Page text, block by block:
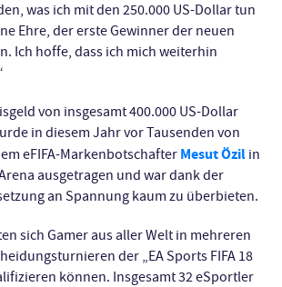
was ich mit den 250.000 US-Dollar tun
Ehre, der erste Gewinner der neuen
Ich hoffe, dass ich mich weiterhin
von insgesamt 400.000 US-Dollar
in diesem Jahr vor Tausenden von
eFIFA-Markenbotschafter Mesut Özil in
ausgetragen und war dank der
an Spannung kaum zu überbieten.
sich Gamer aus aller Welt in mehreren
der „EA Sports FIFA 18
können. Insgesamt 32 eSportler